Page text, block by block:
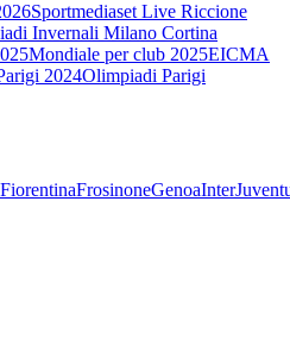
Sportmediaset Live Riccione
Invernali Milano Cortina
Mondiale per club 2025EICMA
2024Olimpiadi Parigi
FiorentinaFrosinoneGenoaInter